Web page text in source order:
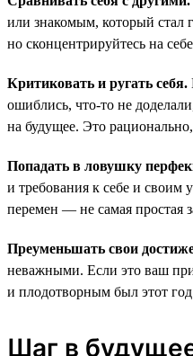
или знакомым, который стал
но сконцентрируйтесь на
Критиковать и ругать себя.
ошиблись, что-то не
на будущее. Это
Попадать в ловушку
и требования к себе и своим
перемен — не самая простая
Преуменьшать свои
неважными. Если это ваш
и плодотворным был этот
Шаг в